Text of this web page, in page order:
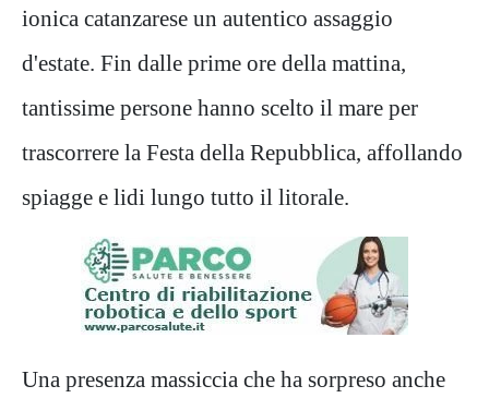
ionica catanzarese un autentico assaggio
d'estate. Fin dalle prime ore della mattina,
tantissime persone hanno scelto il mare per
trascorrere la Festa della Repubblica, affollando
spiagge e lidi lungo tutto il litorale.
Una presenza massiccia che ha sorpreso anche